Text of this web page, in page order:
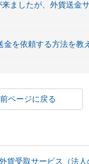
ましたが、外貨送金
を依頼する方法を教
戻る
貨受取サービス（法人